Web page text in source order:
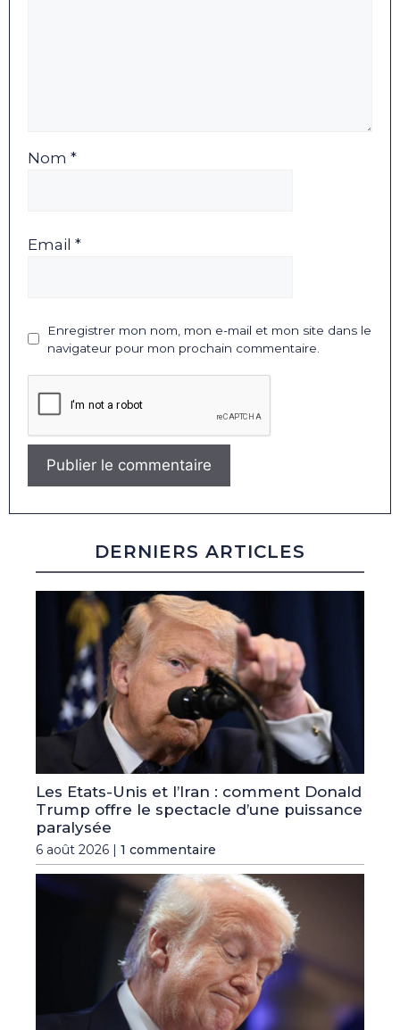
Nom *
Email *
Enregistrer mon nom, mon e-mail et mon site dans le
navigateur pour mon prochain commentaire.
DERNIERS ARTICLES
Les Etats-Unis et l’Iran : comment Donald
Trump offre le spectacle d’une puissance
paralysée
6 août 2026 | 1 commentaire